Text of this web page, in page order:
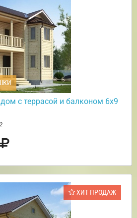
с террасой и балконом 6х9
2
ХИТ ПРОДАЖ